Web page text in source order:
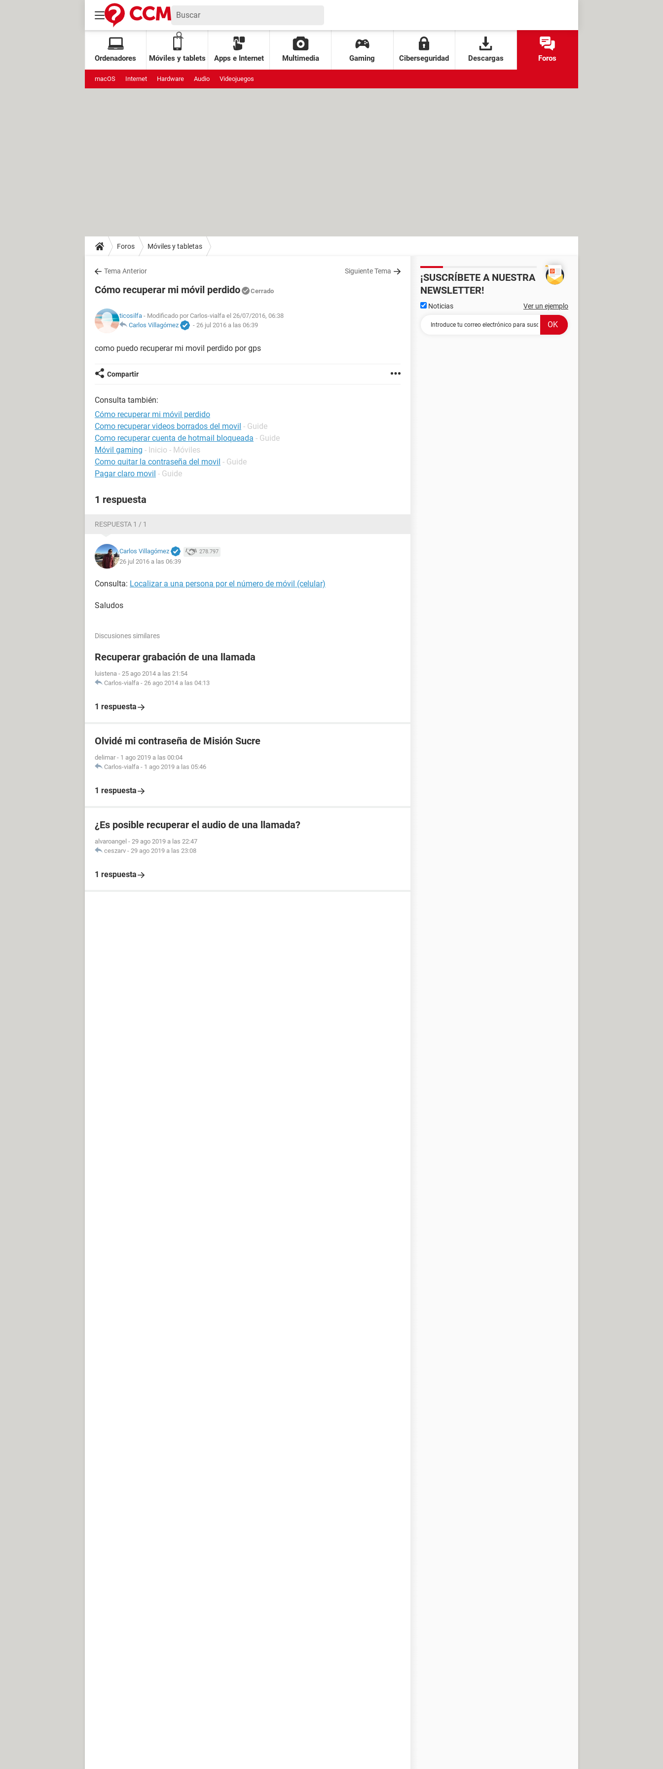
Ordenadores Móviles y tablets Apps e Internet Multimedia Gaming Ciberseguridad Descargas Foros
macOS Internet Hardware Audio Videojuegos
Foros Móviles y tabletas
Tema Anterior Siguiente Tema
Cómo recuperar mi móvil perdido Cerrado
ticosilfa - Modificado por Carlos-vialfa el 26/07/2016, 06:38
Carlos Villagómez
- 26 jul 2016 a las 06:39
como puedo recuperar mi movil perdido por gps
Compartir
Consulta también:
Cómo recuperar mi móvil perdido
Como recuperar videos borrados del movil - Guide
Como recuperar cuenta de hotmail bloqueada - Guide
Móvil gaming - Inicio - Móviles
Como quitar la contraseña del movil - Guide
Pagar claro movil - Guide
1 respuesta
RESPUESTA 1 / 1
Carlos Villagómez 278.797
26 jul 2016 a las 06:39
Consulta: Localizar a una persona por el número de móvil (celular)
Saludos
Discusiones similares
Recuperar grabación de una llamada
luistena - 25 ago 2014 a las 21:54
Carlos-vialfa - 26 ago 2014 a las 04:13
1 respuesta
Olvidé mi contraseña de Misión Sucre
delimar - 1 ago 2019 a las 00:04
Carlos-vialfa - 1 ago 2019 a las 05:46
1 respuesta
¿Es posible recuperar el audio de una llamada?
alvaroangel - 29 ago 2019 a las 22:47
ceszarv - 29 ago 2019 a las 23:08
1 respuesta
¡SUSCRÍBETE A NUESTRA
NEWSLETTER!
Noticias Ver un ejemplo